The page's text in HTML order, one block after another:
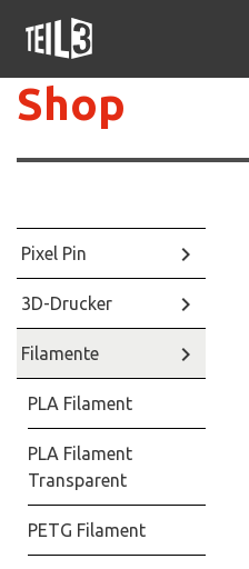
Shop
Pixel Pin keyboard_arrow_right
3D-Drucker keyboard_arrow_right
Filamente keyboard_arrow_right
PLA Filament
PLA Filament
Transparent
PETG Filament